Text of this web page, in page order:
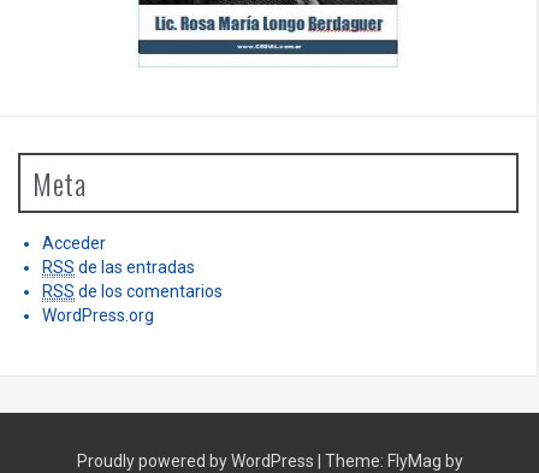
Meta
Acceder
RSS de las entradas
RSS de los comentarios
WordPress.org
Proudly powered by WordPress Theme: FlyMag by